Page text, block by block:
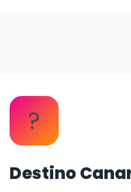
?
Destino